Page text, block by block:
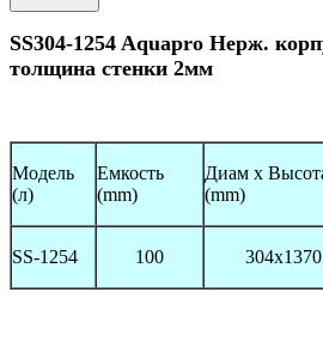
SS304-1254 Aquapro Нерж.
толщина стенки 2мм
Модель
(л)
Емкость
(mm)
Диам x
(mm)
SS-1254 100 304x1370